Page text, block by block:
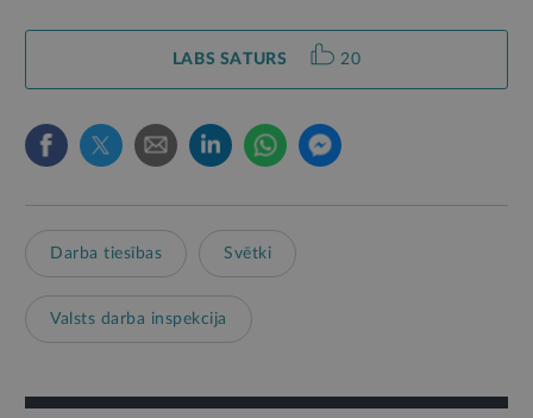
LABS SATURS 20
Darba tiesības Svētki
Valsts darba inspekcija